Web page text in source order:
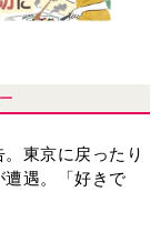
。東京に戻ったり
遭遇。「好きで